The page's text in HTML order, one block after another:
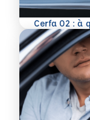
Cerfa 02 : à
En savoir plus